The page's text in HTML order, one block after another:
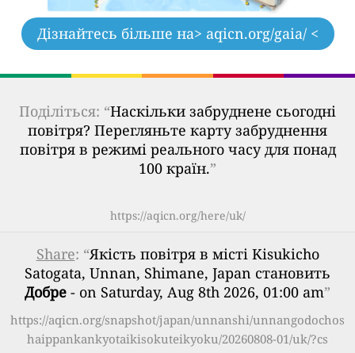
Дізнайтесь більше на> aqicn.org/gaia/ <
Поділіться: “Наскільки забруднене сьогодні
повітря? Перегляньте карту забруднення
повітря в режимі реального часу для понад
100 країн.”
https://aqicn.org/here/uk/
Share: “Якість повітря в місті Kisukicho
Satogata, Unnan, Shimane, Japan становить
Добре - on Saturday, Aug 8th 2026, 01:00 am”
https://aqicn.org/snapshot/japan/unnanshi/unnangodochos
haippankankyotaikisokuteikyoku/20260808-01/uk/?cs